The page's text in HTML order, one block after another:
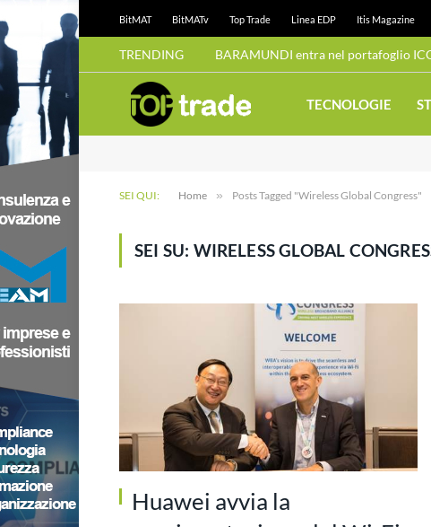
BitMAT BitMATv Top Trade Linea EDP Itis Magazine
TRENDING BARAMUNDI entra nel portafoglio
TECNOLOGIE
SEI QUI: Home » Posts Tagged "Wireless Global Congress"
SEI SU: WIRELESS GLOBAL
Huawei avvia la